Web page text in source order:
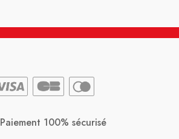
Paiement 100% sécurisé